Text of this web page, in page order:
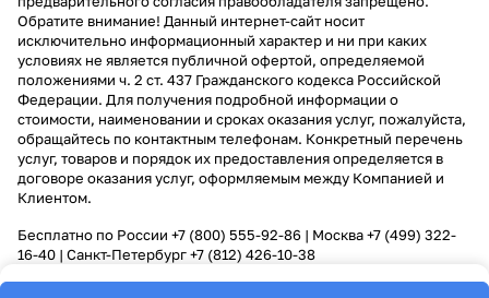
Обратите внимание! Данный интернет-сайт носит
исключительно информационный характер и ни при каких
условиях не является публичной офертой, определяемой
положениями ч. 2 ст. 437 Гражданского кодекса Российской
Федерации. Для получения подробной информации о
стоимости, наименовании и сроках оказания услуг, пожалуйста,
обращайтесь по контактным телефонам. Конкретный перечень
услуг, товаров и порядок их предоставления определяется в
договоре оказания услуг, оформляемым между Компанией и
Клиентом.
Бесплатно по России +7 (800) 555-92-86 | Москва+7 (499) 322-
16-40 | Санкт-Петербург+7 (812) 426-10-38